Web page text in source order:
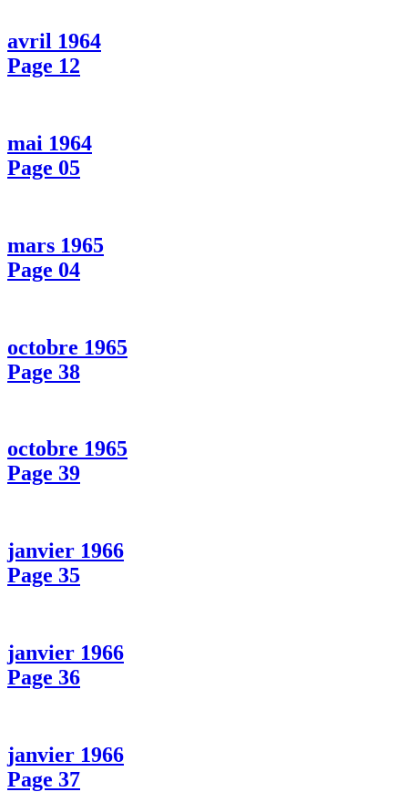
avril 1964
Page 12
mai 1964
Page 05
mars 1965
Page 04
octobre 1965
Page 38
octobre 1965
Page 39
janvier 1966
Page 35
janvier 1966
Page 36
janvier 1966
Page 37